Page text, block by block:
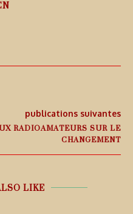
publications suivantes
RADIOAMATEURS SUR LE
CHANGEMENT
LIKE